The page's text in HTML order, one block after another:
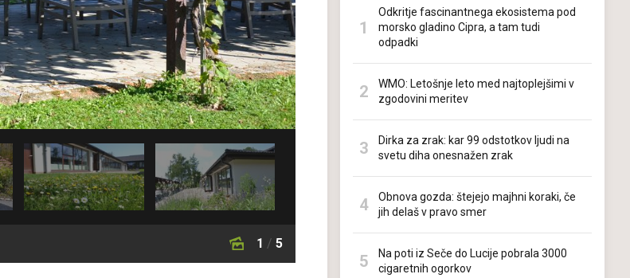
1 / 5
Odkritje fascinantnega ekosistema pod
morsko gladino Cipra, a tam tudi
odpadki
WMO: Letošnje leto med najtoplejšimi v
zgodovini meritev
Dirka za zrak: kar 99 odstotkov ljudi na
svetu diha onesnažen zrak
Obnova gozda: štejejo majhni koraki, če
jih delaš v pravo smer
Na poti iz Seče do Lucije pobrala 3000
cigaretnih ogorkov